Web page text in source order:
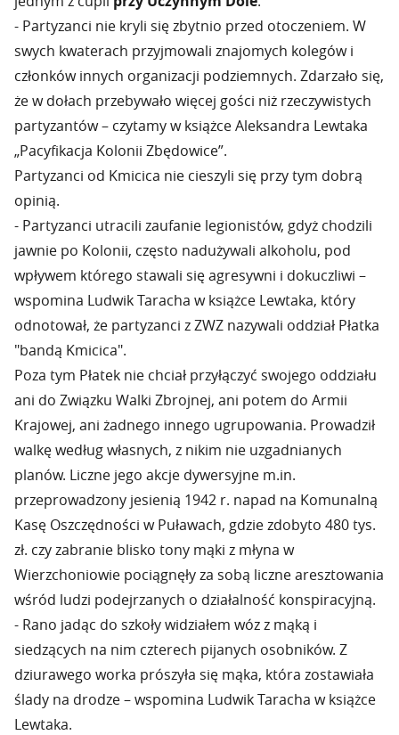
- Partyzanci nie kryli się zbytnio przed otoczeniem. W
swych kwaterach przyjmowali znajomych kolegów i
członków innych organizacji podziemnych. Zdarzało się,
że w dołach przebywało więcej gości niż rzeczywistych
partyzantów – czytamy w książce Aleksandra Lewtaka
„Pacyfikacja Kolonii Zbędowice”.
Partyzanci od Kmicica nie cieszyli się przy tym dobrą
opinią.
- Partyzanci utracili zaufanie legionistów, gdyż chodzili
jawnie po Kolonii, często nadużywali alkoholu, pod
wpływem którego stawali się agresywni i dokuczliwi –
wspomina Ludwik Taracha w książce Lewtaka, który
odnotował, że partyzanci z ZWZ nazywali oddział Płatka
"bandą Kmicica".
Poza tym Płatek nie chciał przyłączyć swojego oddziału
ani do Związku Walki Zbrojnej, ani potem do Armii
Krajowej, ani żadnego innego ugrupowania. Prowadził
walkę według własnych, z nikim nie uzgadnianych
planów. Liczne jego akcje dywersyjne m.in.
przeprowadzony jesienią 1942 r. napad na Komunalną
Kasę Oszczędności w Puławach, gdzie zdobyto 480 tys.
zł. czy zabranie blisko tony mąki z młyna w
Wierzchoniowie pociągnęły za sobą liczne aresztowania
wśród ludzi podejrzanych o działalność konspiracyjną.
- Rano jadąc do szkoły widziałem wóz z mąką i
siedzących na nim czterech pijanych osobników. Z
dziurawego worka prószyła się mąka, która zostawiała
ślady na drodze – wspomina Ludwik Taracha w książce
Lewtaka.